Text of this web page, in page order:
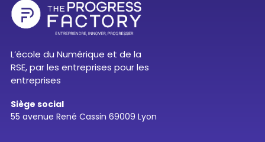
L’école du Numérique et de la
RSE, par les entreprises pour les
entreprises
Siège social
55 avenue René Cassin 69009 Lyon